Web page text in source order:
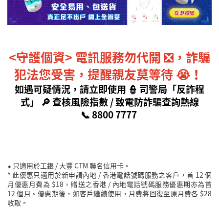
<守護個資> 電訊服務勿代開 ❎，詐騙
犯法您受害，提醒親友莫等待😭！
如遇可疑情況，請立即使用 👮 司警局 「反詐程
式」 🔎 查核風險指數 /致電防詐騙查詢熱線
📞 8800 7777
⬥ 只適用於工銀 / 大豐 CTM 聯名信用卡。
^ 此優惠只適用於新申請內地 / 香港電話號碼服務之客戶，首 12 個
月優惠月費為 $18，贈送之香港 / 內地電話號碼服務優惠期亦為首
12 個月。優惠期後，如客戶繼續使用，月費將回復至原月費各 $28
收取。